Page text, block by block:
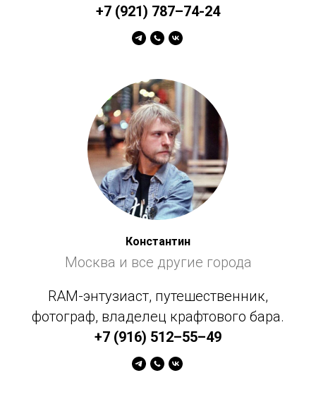
+7 (921) 787–74-24
Константин
Москва и все другие города
RAM-энтузиаст, путешественник,
фотограф, владелец крафтового бара.
+7 (916) 512–55–49